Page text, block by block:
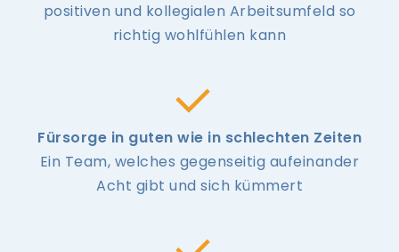
positiven und kollegialen Arbeitsumfeld so
richtig wohlfühlen kann
Fürsorge in guten wie in schlechten Zeiten
Ein Team, welches gegenseitig aufeinander
Acht gibt und sich kümmert